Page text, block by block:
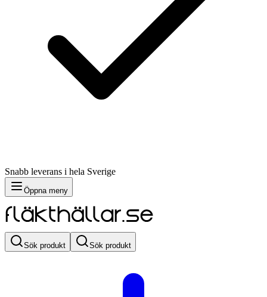
Snabb leverans i hela Sverige
Öppna meny
Sök produkt Sök produkt